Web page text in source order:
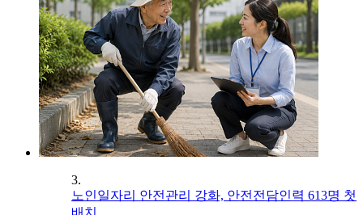
3.
노인일자리 안전관리 강화, 안전전담인력 613명 첫